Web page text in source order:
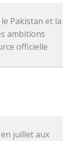
Pakistan et la
ambitions
officielle
juillet aux